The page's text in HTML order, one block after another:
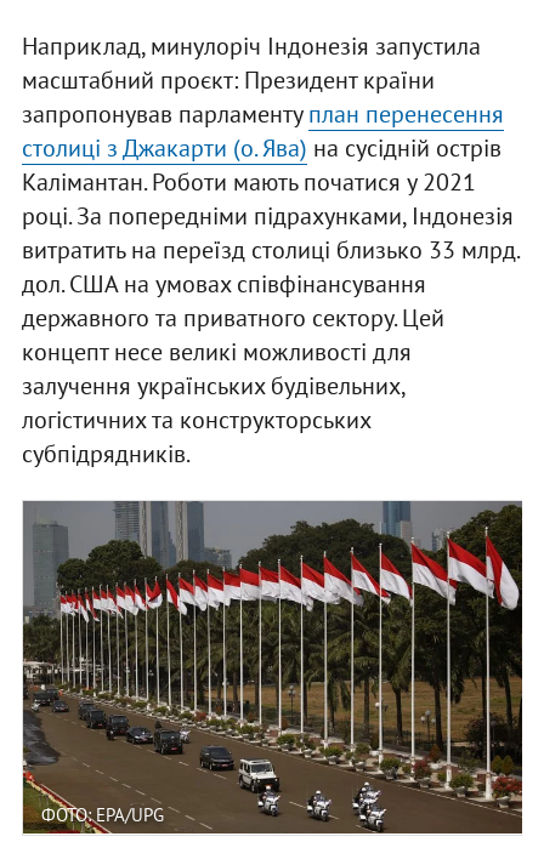
Наприклад, минулоріч Індонезія запустила
масштабний проєкт: Президент країни
запропонував парламентуплан перенесення
столиці з Джакарти (о. Ява) на сусідній острів
Калімантан. Роботи мають початися у 2021
році. За попередніми підрахунками, Індонезія
витратить на переїзд столиці близько 33 млрд.
дол. США на умовах співфінансування
державного та приватного сектору. Цей
концепт несе великі можливості для
залучення українських будівельних,
логістичних та конструкторських
субпідрядників.
ФОТО: EPA/UPG